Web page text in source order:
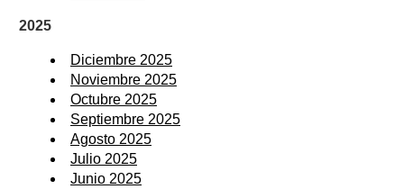
2025
Diciembre 2025
Noviembre 2025
Octubre 2025
Septiembre 2025
Agosto 2025
Julio 2025
Junio 2025